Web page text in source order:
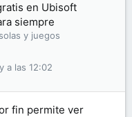
en Ubisoft
siempre
y juegos
a las 12:02
fin permite ver